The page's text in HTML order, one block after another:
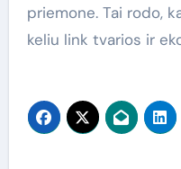
priemone. Tai rodo,
keliu link tvarios ir